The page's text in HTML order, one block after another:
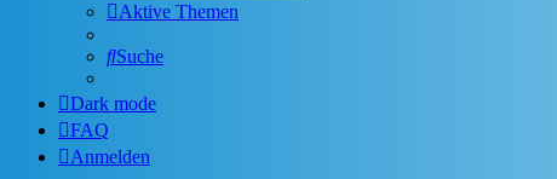
Aktive Themen
Suche
Dark mode
FAQ
Anmelden